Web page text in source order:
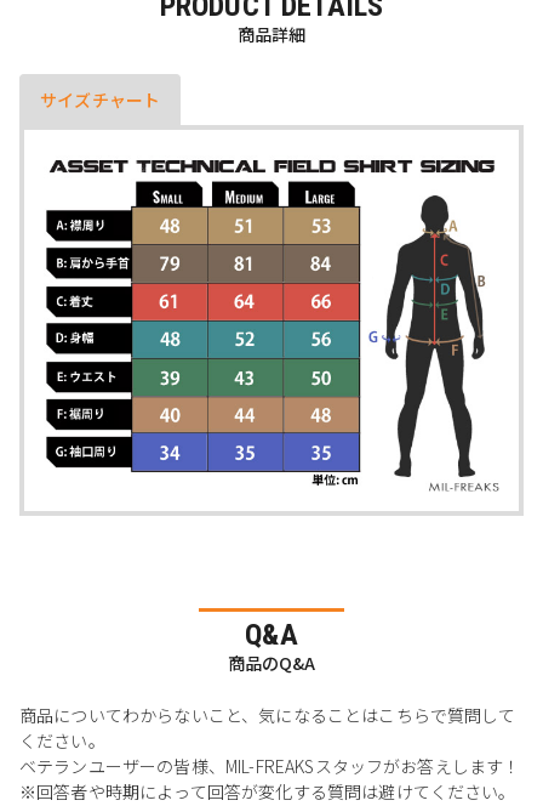
商品詳細
サイズチャート
Q&A
商品のQ&A
商品についてわからないこと、気になることはこちらで質問して
ください。
ベテランユーザーの皆様、MIL-FREAKSスタッフがお答えします！
※回答者や時期によって回答が変化する質問は避けてください。